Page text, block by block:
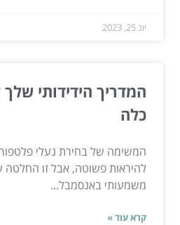
יונ 25, 2023
המדריך הידידותי
כלה
המשימה של בחירת נעלי
להיראות פשוטה, אבל זו
משמעותי באנסמבל...
קרא עוד »